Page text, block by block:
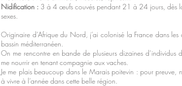
Nidification : 3 à 4 œufs couvés pendant 21 à 24 jours, dès
sexes.
Originaire d’Afrique du Nord, j’ai colonisé la France dans
bassin méditerranéen.
On me rencontre en bande de plusieurs dizaines d’individus
me nourrir en tenant compagnie aux vaches.
Je me plais beaucoup dans le Marais poitevin : pour preuve,
à vivre à l’année dans cette belle région.